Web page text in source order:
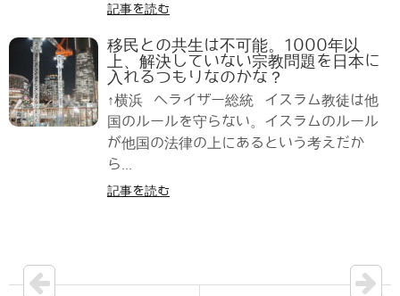
記事を読む
移民との共生は不可能。1000年以
上、解決していない宗教問題を日本に
入れるつもりなのかな？
↑横浜 へライザー総統 イスラム教徒は他
国のルールを守らない。イスラムのルール
が他国の法律の上にあるという考えだか
ら...
記事を読む